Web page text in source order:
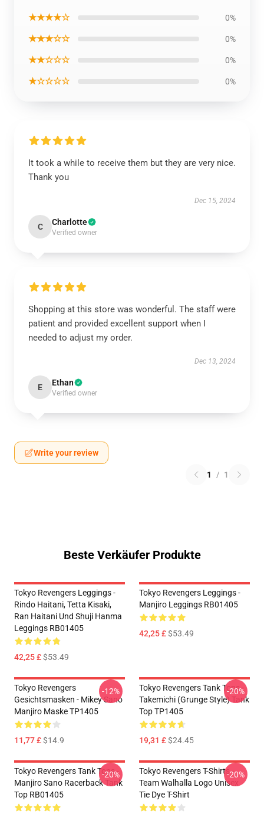
★★★★☆ 0%
★★★☆☆ 0%
★★☆☆☆ 0%
★☆☆☆☆ 0%
It took a while to receive them but they are very nice.
Thank you
Dec 15, 2024
C Charlotte
Verified owner
Shopping at this store was wonderful. The staff were
patient and provided excellent support when I
needed to adjust my order.
Dec 13, 2024
E Ethan
Verified owner
Write your review
1 / 1
Beste Verkäufer Produkte
Tokyo Revengers Leggings -
Rindo Haitani, Tetta Kisaki,
Ran Haitani Und Shuji Hanma
Leggings RB01405
42,25 £$53.49
Tokyo Revengers Leggings -
Manjiro Leggings RB01405
42,25 £$53.49
Tokyo Revengers
Gesichtsmasken - Mikey Sano
Manjiro Maske TP1405
11,77 £$14.9
-12%
Tokyo Revengers Tank Tops -
Takemichi (Grunge Style) Tank
Top TP1405
19,31 £$24.45
-20%
Tokyo Revengers Tank Tops -
Manjiro Sano Racerback Tank
Top RB01405
-20%
Tokyo Revengers T-Shirts -
Team Walhalla Logo Unisex
Tie Dye T-Shirt
-20%